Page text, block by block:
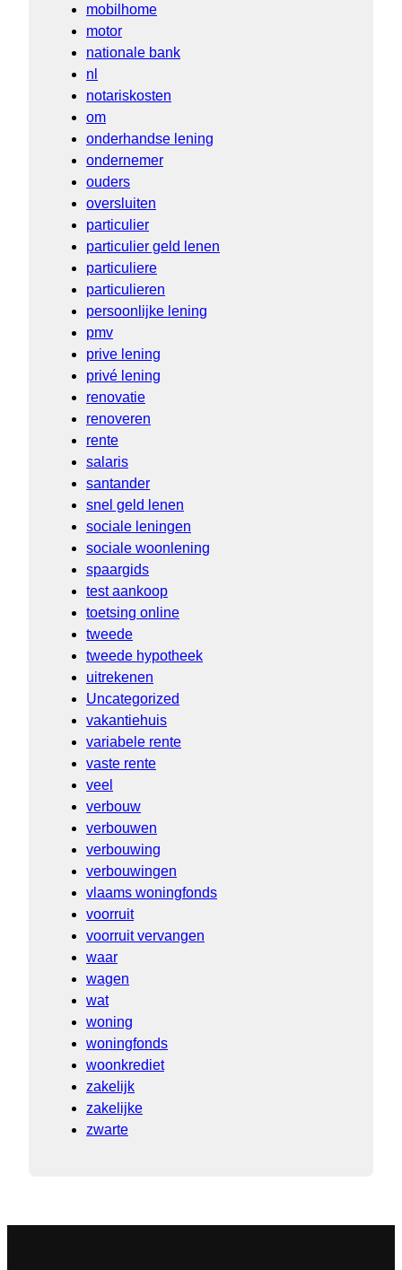
mobilhome
motor
nationale bank
nl
notariskosten
om
onderhandse lening
ondernemer
ouders
oversluiten
particulier
particulier geld lenen
particuliere
particulieren
persoonlijke lening
pmv
prive lening
privé lening
renovatie
renoveren
rente
salaris
santander
snel geld lenen
sociale leningen
sociale woonlening
spaargids
test aankoop
toetsing online
tweede
tweede hypotheek
uitrekenen
Uncategorized
vakantiehuis
variabele rente
vaste rente
veel
verbouw
verbouwen
verbouwing
verbouwingen
vlaams woningfonds
voorruit
voorruit vervangen
waar
wagen
wat
woning
woningfonds
woonkrediet
zakelijk
zakelijke
zwarte